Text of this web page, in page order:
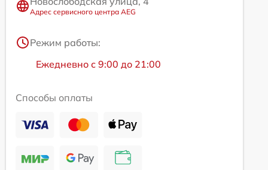
Адрес сервисного центра AEG
Режим работы:
Ежедневно с 9:00 до 21:00
Способы оплаты